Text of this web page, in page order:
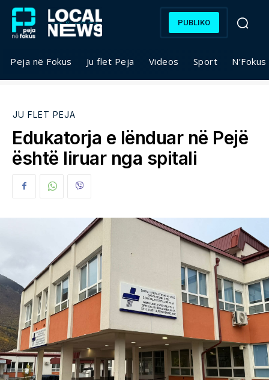
PUBLIKO
Peja në Fokus Ju flet Peja Videos Sport
JU FLET PEJA
Edukatorja e lënduar në Pejë
është liruar nga spitali